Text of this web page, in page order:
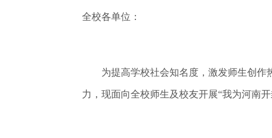
全校各单位：
为提高学校社会知名度，激发师生创作热
力，现面向全校师生及校友开展“我为河南